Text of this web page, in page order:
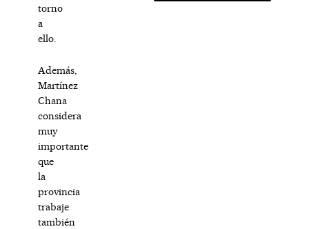
torno
a
ello.
Además,
Martínez
Chana
considera
muy
importante
que
la
provincia
trabaje
también